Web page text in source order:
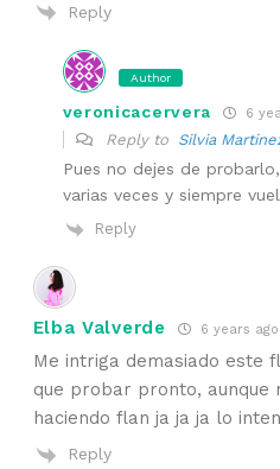
Reply
Author
veronicacervera 6
Reply to Silvia
Pues no dejes de
varias veces y siempre
Reply
Elba Valverde 6 years ago
Me intriga demasiado este
que probar pronto, aunque
haciendo flan ja ja ja lo
Reply